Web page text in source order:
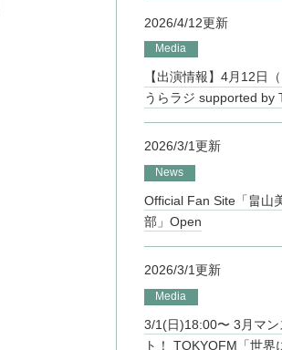
2026/4/12更新
Media
【出演情報】4月12日
うらラジ supported by
2026/3/1更新
News
Official Fan Site「畠山
部」Open
2026/3/1更新
Media
3/1(日)18:00〜 3月マン
ト！ TOKYOFM「世界